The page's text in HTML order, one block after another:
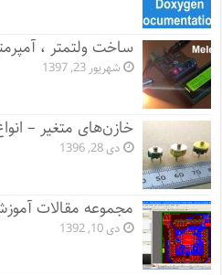
ساخت ولتمتر ،
شهریور 23, 1397
خازن‌های متغیر –
دی 28, 1396
مجموعه مقالات
دی 10, 1392